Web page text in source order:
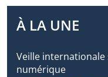
À LA UNE
Veille
numérique